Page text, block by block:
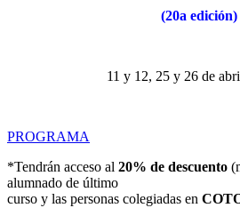
(20a edición)
11 y 12, 25 y 26 de
PROGRAMA
*Tendrán acceso al 20% de descuento
alumnado de último
curso y las personas colegiadas en